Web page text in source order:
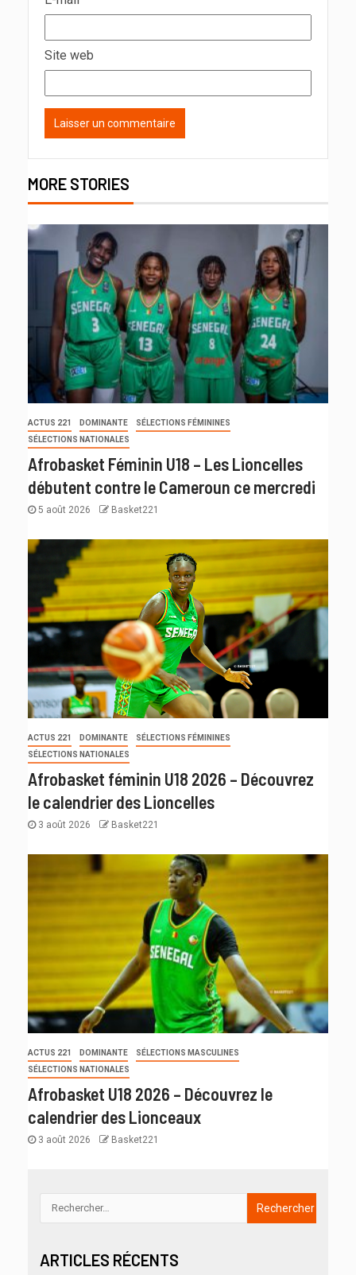
Site web
MORE STORIES
ACTUS 221 DOMINANTE
SÉLECTIONS FÉMININES
SÉLECTIONS NATIONALES
Afrobasket Féminin U18 – Les Lioncelles
débutent contre le Cameroun ce mercredi
5 août 2026 Basket221
ACTUS 221 DOMINANTE
SÉLECTIONS FÉMININES
SÉLECTIONS NATIONALES
Afrobasket féminin U18 2026 – Découvrez
le calendrier des Lioncelles
3 août 2026 Basket221
ACTUS 221 DOMINANTE
SÉLECTIONS MASCULINES
SÉLECTIONS NATIONALES
Afrobasket U18 2026 – Découvrez le
calendrier des Lionceaux
3 août 2026 Basket221
ARTICLES RÉCENTS